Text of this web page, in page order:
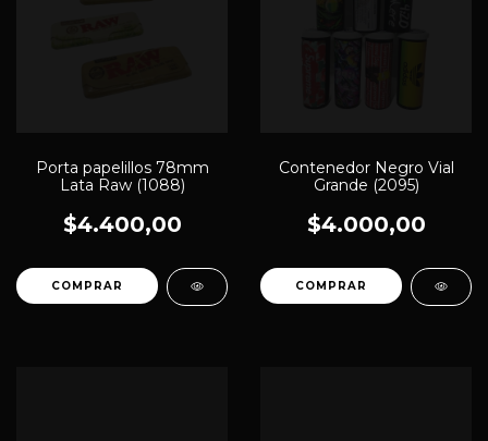
Porta papelillos 78mm
Lata Raw (1088)
$4.400,00
Contenedor Negro Vial
Grande (2095)
$4.000,00